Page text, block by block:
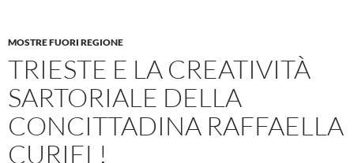
MOSTRE FUORI REGIONE
TRIESTE E LA CREATIVITÀ
SARTORIALE DELLA
CONCITTADINA RAFFAELLA
CURIEL!